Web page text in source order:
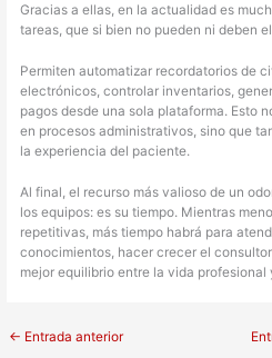
Gracias a ellas, en la actualidad es
tareas, que si bien no pueden ni deben
Permiten automatizar recordatorios de
electrónicos, controlar inventarios,
pagos desde una sola plataforma. Esto
en procesos administrativos, sino que
la experiencia del paciente.
Al final, el recurso más valioso de un
los equipos: es su tiempo. Mientras
repetitivas, más tiempo habrá para
conocimientos, hacer crecer el
mejor equilibrio entre la vida profesional
← Entrada anterior